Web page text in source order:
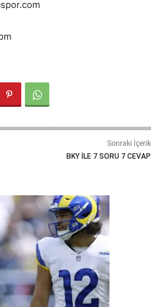
Sonraki İçerik
BKY İLE 7 SORU 7 CEVAP